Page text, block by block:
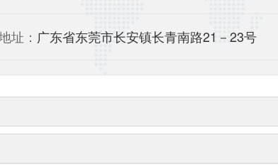
址： 广东省东莞市长安镇长青南路21－23号